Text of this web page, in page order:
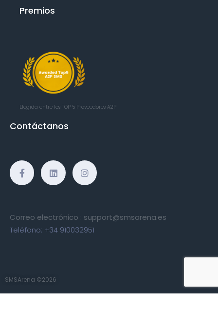
Premios
Elegida entre los TOP 5 Proveedores A2P
Contáctanos
Correo electrónico : support@smsarena.es
Teléfono: +34 910032951
SMSArena ©2026